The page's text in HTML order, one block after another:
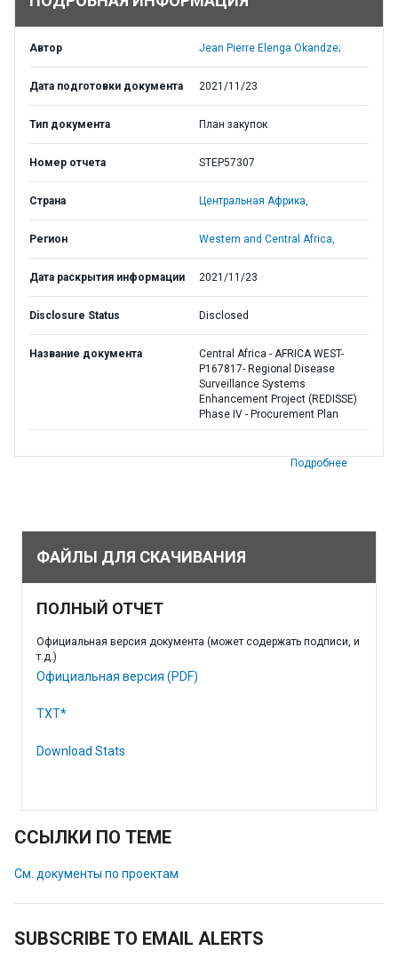
Автор Jean Pierre Elenga Okandze;
Дата подготовки документа 2021/11/23
Тип документа План закупок
Номер отчета STEP57307
Страна Центральная Африка,
Регион Western and Central Africa,
Дата раскрытия информации 2021/11/23
Disclosure Status Disclosed
Название документа
Central Africa - AFRICA WEST-
P167817- Regional Disease
Surveillance Systems
Enhancement Project (REDISSE)
Phase IV - Procurement Plan
Подробнее
ФАЙЛЫ ДЛЯ СКАЧИВАНИЯ
ПОЛНЫЙ ОТЧЕТ
Официальная версия документа (может содержать подписи, и
т.д.)
Официальная версия (PDF)
TXT*
Download Stats
ССЫЛКИ ПО ТЕМЕ
См. документы по проектам
SUBSCRIBE TO EMAIL ALERTS